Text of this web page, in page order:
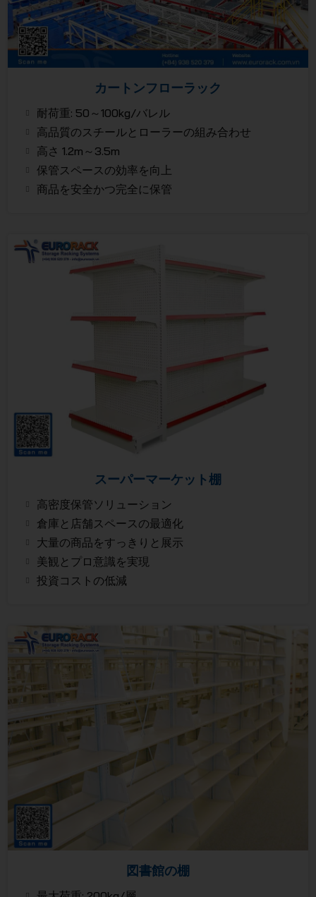
カートンフローラック
耐荷重: 50～100kg/バレル
高品質のスチールとローラーの組み合わせ
高さ 1.2m～3.5m
保管スペースの効率を向上
商品を安全かつ完全に保管
スーパーマーケット棚
高密度保管ソリューション
倉庫と店舗スペースの最適化
大量の商品をすっきりと展示
美観とプロ意識を実現
投資コストの低減
図書館の棚